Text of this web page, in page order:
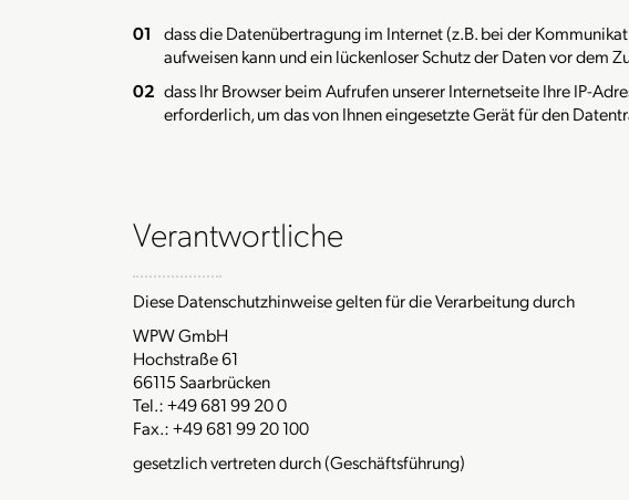
dass die Datenübertragung im Internet (z.B. bei der
aufweisen kann und ein lückenloser Schutz der Daten vor dem
dass Ihr Browser beim Aufrufen unserer Internetseite Ihre IP-
erforderlich, um das von Ihnen eingesetzte Gerät für den
Verantwortliche
Diese Datenschutzhinweise gelten für die Verarbeitung durch
WPW GmbH
Hochstraße 61
66115 Saarbrücken
Tel.: +49 681 99 20 0
Fax.: +49 681 99 20 100
gesetzlich vertreten durch (Geschäftsführung)